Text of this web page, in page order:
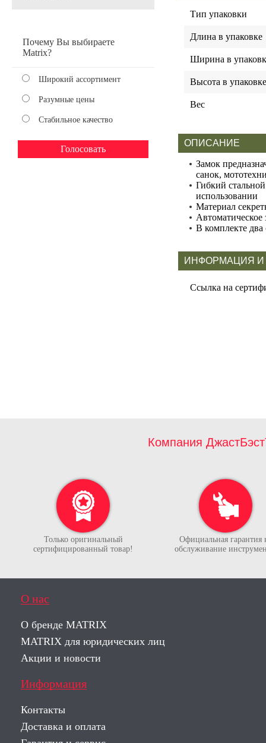
Почему Вы выбираете
Matrix?
Широкий ассортимент
Разумные цены
Стабильное качество
Тип упаковки
Длина в упаковке
Ширина в
Высота в упаковке
Вес
ОПИСАНИЕ
Замок
санок,
Гибкий
использовании
Материал
Автоматическое
В комплекте
ИНФОРМАЦИЯ И
Ссылка на
Компания
Только оригинальный
сертифицированный товар!
Официальная гарантия
обслуживание
О нас
О бренде MATRIX
MATRIX для юридических лиц
Акции и новости
Информация
Контакты
Доставка и оплата